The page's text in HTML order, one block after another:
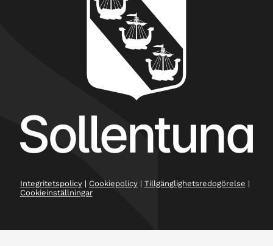
Integritetspolicy| Cookiepolicy| Tillgänglighetsredogörelse |
Cookieinställningar